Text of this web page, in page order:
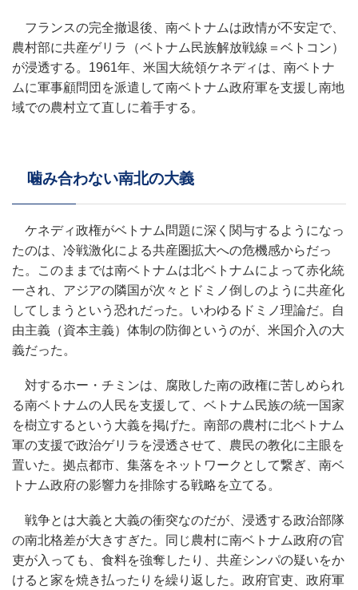
フランスの完全撤退後、南ベトナムは政情が不安定で、
農村部に共産ゲリラ（ベトナム民族解放戦線＝ベトコン）
が浸透する。1961年、米国大統領ケネディは、南ベトナ
ムに軍事顧問団を派遣して南ベトナム政府軍を支援し南地
域での農村立て直しに着手する。
噛み合わない南北の大義
ケネディ政権がベトナム問題に深く関与するようになっ
たのは、冷戦激化による共産圏拡大への危機感からだっ
た。このままでは南ベトナムは北ベトナムによって赤化統
一され、アジアの隣国が次々とドミノ倒しのように共産化
してしまうという恐れだった。いわゆるドミノ理論だ。自
由主義（資本主義）体制の防御というのが、米国介入の大
義だった。
対するホー・チミンは、腐敗した南の政権に苦しめられ
る南ベトナムの人民を支援して、ベトナム民族の統一国家
を樹立するという大義を掲げた。南部の農村に北ベトナム
軍の支援で政治ゲリラを浸透させて、農民の教化に主眼を
置いた。拠点都市、集落をネットワークとして繋ぎ、南ベ
トナム政府の影響力を排除する戦略を立てる。
戦争とは大義と大義の衝突なのだが、浸透する政治部隊
の南北格差が大きすぎた。同じ農村に南ベトナム政府の官
吏が入っても、食料を強奪したり、共産シンパの疑いをか
けると家を焼き払ったりを繰り返した。政府官吏、政府軍